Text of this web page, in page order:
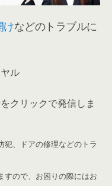
けなどのトラブルに
ル
クリックで発信しま
犯、ドアの修理などのトラ
すので、お困りの際にはお